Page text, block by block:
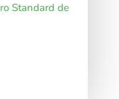
Standard de